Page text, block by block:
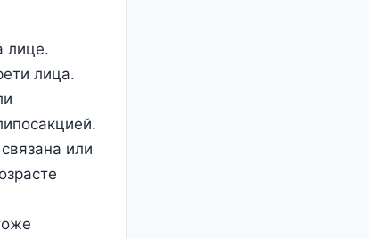
лице.
лица.
или